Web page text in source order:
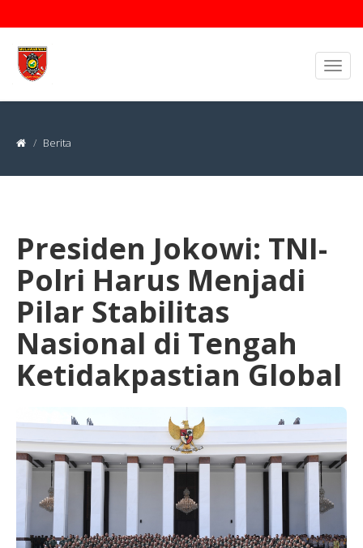
Berita
Presiden Jokowi: TNI-
Polri Harus Menjadi
Pilar Stabilitas
Nasional di Tengah
Ketidakpastian Global